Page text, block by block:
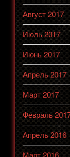
Август 2017
Июль 2017
Июнь 2017
Апрель 2017
Март 2017
Февраль
Апрель 2016